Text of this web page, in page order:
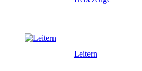
Leitern